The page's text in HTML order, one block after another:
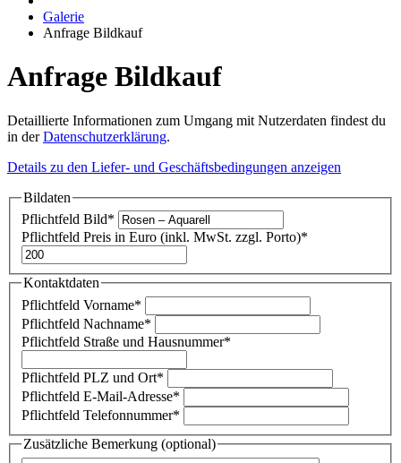
Galerie
Anfrage Bildkauf
Anfrage Bildkauf
Detaillierte Informationen zum Umgang mit Nutzerdaten findest du
in derDatenschutzerklärung.
Details zu den Liefer- und Geschäftsbedingungen anzeigen
Bildaten
Pflichtfeld Bild*
Pflichtfeld Preis in Euro (inkl. MwSt. zzgl. Porto)*
Kontaktdaten
Pflichtfeld Vorname*
Pflichtfeld Nachname*
Pflichtfeld Straße und Hausnummer*
Pflichtfeld PLZ und Ort*
Pflichtfeld E-Mail-Adresse*
Pflichtfeld Telefonnummer*
Zusätzliche Bemerkung (optional)